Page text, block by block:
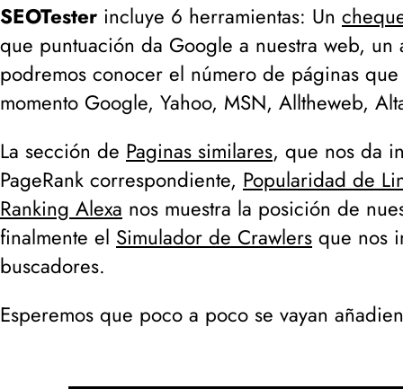
SEOTester incluye 6 herramientas: Un
que puntuación da Google a nuestra web,
podremos conocer el número de páginas
momento Google, Yahoo, MSN, Alltheweb,
La sección de Paginas similares, que nos da
PageRank correspondiente, Popularidad de
Ranking Alexa nos muestra la posición de
finalmente el Simulador de Crawlers que nos
buscadores.
Esperemos que poco a poco se vayan